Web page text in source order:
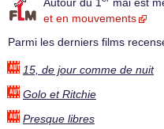
Autour du 1 mai est
et en mouvements
Parmi les derniers films
15, de jour comme de nuit
Golo et Ritchie
Presque libres